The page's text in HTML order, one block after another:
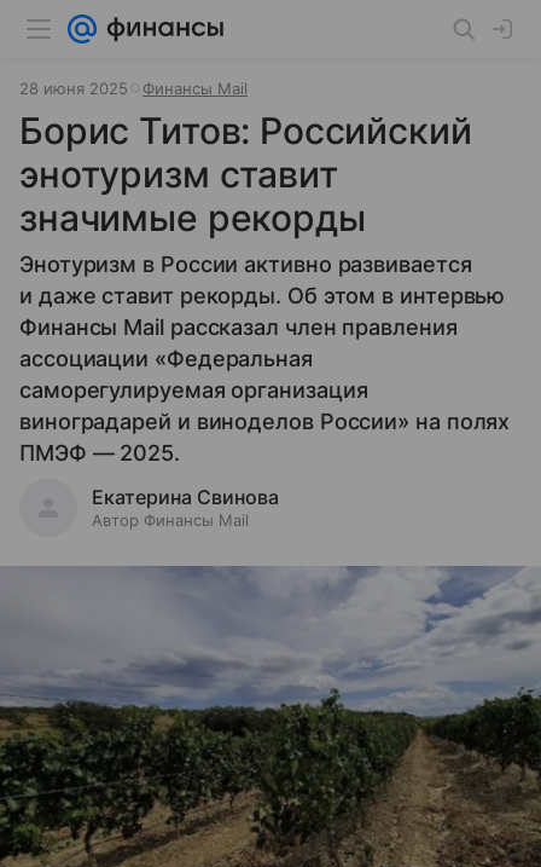
28 июня 2025 Финансы Mail
Борис Титов: Российский
энотуризм ставит
значимые рекорды
Энотуризм в России активно развивается
и даже ставит рекорды. Об этом в интервью
Финансы Mail рассказал член правления
ассоциации «Федеральная
саморегулируемая организация
виноградарей и виноделов России» на полях
ПМЭФ — 2025.
Екатерина Свинова
Автор Финансы Mail